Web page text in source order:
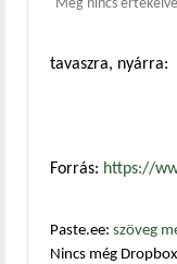
Még nincs értékelve
tavaszra, nyárra:
Forrás: https://
Paste.ee: szöveg
Nincs még